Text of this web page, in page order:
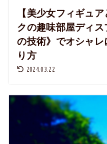
【美少女フィギュ
クの趣味部屋ディ
の技術》でオシャ
り方
2024.03.22